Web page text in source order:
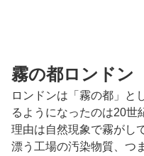
霧の都ロンドン
ロンドンは「霧の都」と
るようになったのは20世
理由は自然現象で霧がし
漂う工場の汚染物質、つ